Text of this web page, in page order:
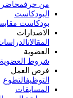
من حرف
البودكاست
بودكاست
الاصدارات
المقالات
العضوية
شروط العضوية
فرص العمل
التوظيفالتطوع
المسابقات